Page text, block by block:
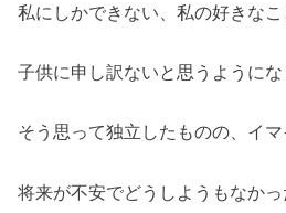
私にしかできない、私の好きなこ
子供に申し訳ないと思うようにな
そう思って独立したものの、イマ
将来が不安でどうしようもなかっ